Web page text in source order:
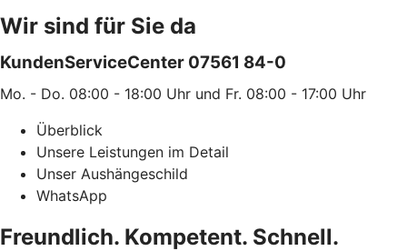
Wir sind für Sie da
KundenServiceCenter 07561 84-0
Mo. - Do. 08:00 - 18:00 Uhr und Fr. 08:00 - 17:00 Uhr
Überblick
Unsere Leistungen im Detail
Unser Aushängeschild
WhatsApp
Freundlich. Kompetent. Schnell.